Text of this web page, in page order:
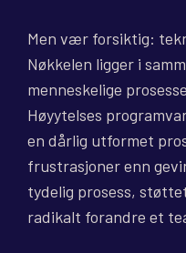
Men vær forsiktig:
Nøkkelen ligger i
menneskelige
Høyytelses
en dårlig utformet
frustrasjoner enn
tydelig prosess,
radikalt forandre et